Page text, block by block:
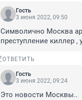
Гость
3 июня 2022, 09:50
Символично Москва
преступление киллер ,
ОТВЕТИТЬ
Гость
3 июня 2022, 09:24
Это новости Москвы..